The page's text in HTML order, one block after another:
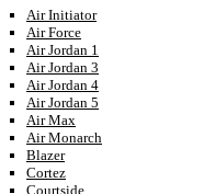
Air Initiator
Air Force
Air Jordan 1
Air Jordan 3
Air Jordan 4
Air Jordan 5
Air Max
Air Monarch
Blazer
Cortez
Courtside